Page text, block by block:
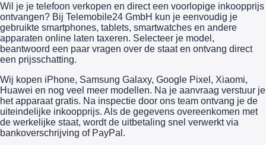
Wil je je telefoon verkopen en direct een voorlopige inkoopprijs
ontvangen? Bij Telemobile24 GmbH kun je eenvoudig je
gebruikte smartphones, tablets, smartwatches en andere
apparaten online laten taxeren. Selecteer je model,
beantwoord een paar vragen over de staat en ontvang direct
een prijsschatting.
Wij kopen iPhone, Samsung Galaxy, Google Pixel, Xiaomi,
Huawei en nog veel meer modellen. Na je aanvraag verstuur je
het apparaat gratis. Na inspectie door ons team ontvang je de
uiteindelijke inkoopprijs. Als de gegevens overeenkomen met
de werkelijke staat, wordt de uitbetaling snel verwerkt via
bankoverschrijving of PayPal.